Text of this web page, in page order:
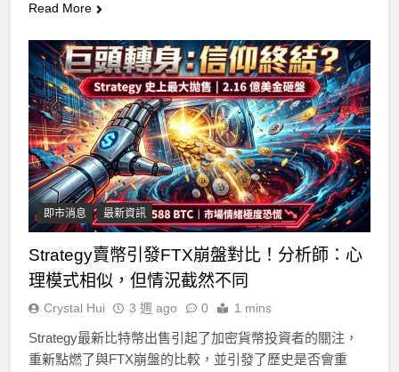
Read More
即市消息 最新資訊
Strategy賣幣引發FTX崩盤對比！分析師：心
理模式相似，但情況截然不同
Crystal Hui 3 週 ago 0 1 mins
Strategy最新比特幣出售引起了加密貨幣投資者的關注，
重新點燃了與FTX崩盤的比較，並引發了歷史是否會重